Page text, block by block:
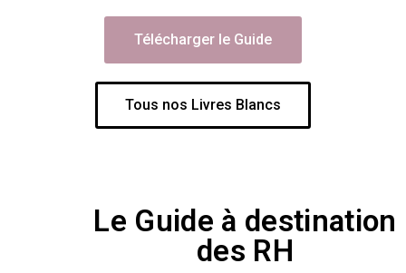
Télécharger le Guide
Tous nos Livres Blancs
Le Guide à destination
des RH